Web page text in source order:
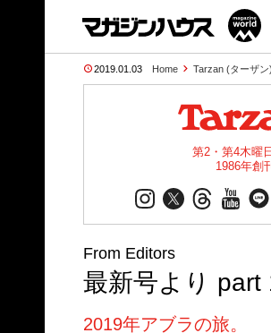
2019.01.03 Home Tarzan (ターザン)
第2・第4木曜
1986年創
From Editors
最新号より part
2019年アブラの旅。